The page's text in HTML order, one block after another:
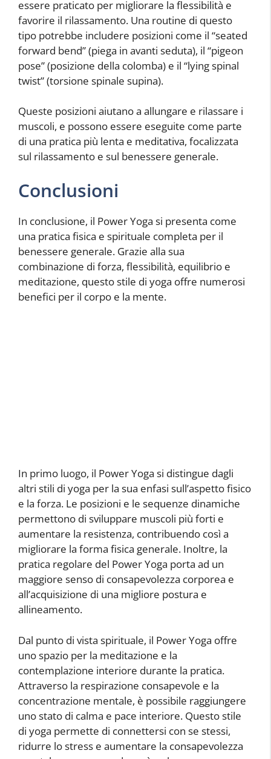
essere praticato per migliorare la flessibilità e
favorire il rilassamento. Una routine di questo
tipo potrebbe includere posizioni come il “seated
forward bend” (piega in avanti seduta), il “pigeon
pose” (posizione della colomba) e il “lying spinal
twist” (torsione spinale supina).
Queste posizioni aiutano a allungare e rilassare i
muscoli, e possono essere eseguite come parte
di una pratica più lenta e meditativa, focalizzata
sul rilassamento e sul benessere generale.
Conclusioni
In conclusione, il Power Yoga si presenta come
una pratica fisica e spirituale completa per il
benessere generale. Grazie alla sua
combinazione di forza, flessibilità, equilibrio e
meditazione, questo stile di yoga offre numerosi
benefici per il corpo e la mente.
In primo luogo, il Power Yoga si distingue dagli
altri stili di yoga per la sua enfasi sull’aspetto fisico
e la forza. Le posizioni e le sequenze dinamiche
permettono di sviluppare muscoli più forti e
aumentare la resistenza, contribuendo così a
migliorare la forma fisica generale. Inoltre, la
pratica regolare del Power Yoga porta ad un
maggiore senso di consapevolezza corporea e
all’acquisizione di una migliore postura e
allineamento.
Dal punto di vista spirituale, il Power Yoga offre
uno spazio per la meditazione e la
contemplazione interiore durante la pratica.
Attraverso la respirazione consapevole e la
concentrazione mentale, è possibile raggiungere
uno stato di calma e pace interiore. Questo stile
di yoga permette di connettersi con se stessi,
ridurre lo stress e aumentare la consapevolezza